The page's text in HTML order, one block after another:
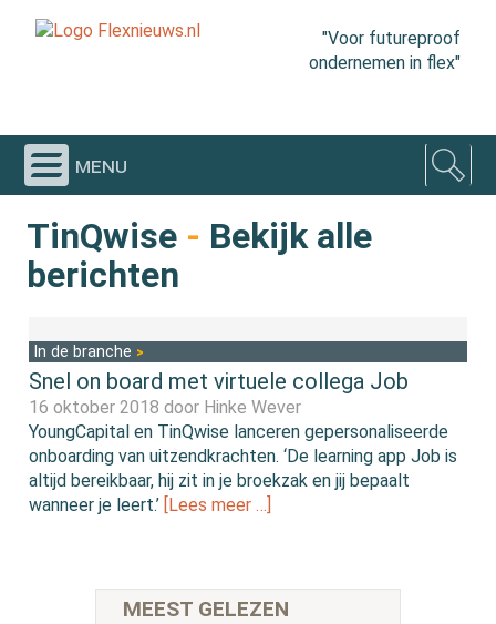
"Voor futureproof
ondernemen in flex"
menu
TinQwise - Bekijk alle
berichten
In de branche
Snel on board met virtuele collega Job
16 oktober 2018 door Hinke Wever
YoungCapital en TinQwise lanceren gepersonaliseerde
onboarding van uitzendkrachten. ‘De learning app Job is
altijd bereikbaar, hij zit in je broekzak en jij bepaalt
wanneer je leert.’ [Lees meer …]
MEEST GELEZEN